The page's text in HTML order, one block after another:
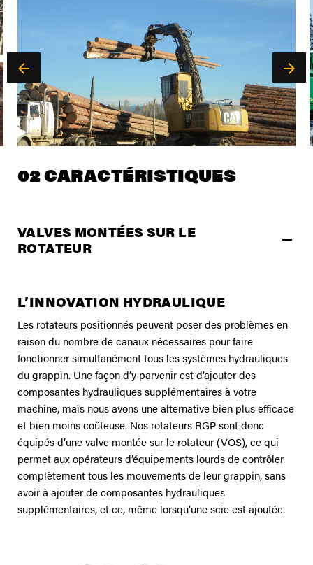
02 CARACTÉRISTIQUES
VALVES MONTÉES SUR LE
ROTATEUR
L’INNOVATION HYDRAULIQUE
Les rotateurs positionnés peuvent poser des problèmes en
raison du nombre de canaux nécessaires pour faire
fonctionner simultanément tous les systèmes hydrauliques
du grappin. Une façon d’y parvenir est d’ajouter des
composantes hydrauliques supplémentaires à votre
machine, mais nous avons une alternative bien plus efficace
et bien moins coûteuse. Nos rotateurs RGP sont donc
équipés d’une valve montée sur le rotateur (VOS), ce qui
permet aux opérateurs d’équipements lourds de contrôler
complètement tous les mouvements de leur grappin, sans
avoir à ajouter de composantes hydrauliques
supplémentaires, et ce, même lorsqu’une scie est ajoutée.